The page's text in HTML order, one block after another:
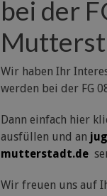
bei der
Wir haben Ihr
werden bei der FG
Dann einfach hier
ausfüllen und an
mutterstadt.de
Wir freuen uns auf